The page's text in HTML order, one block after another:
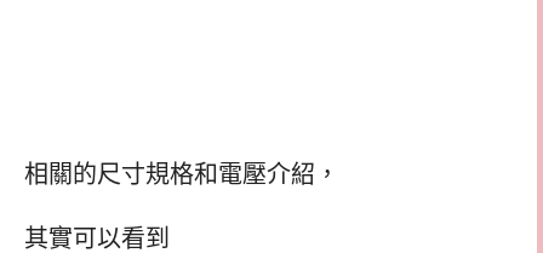
相關的尺寸規格和電壓介紹，
其實可以看到